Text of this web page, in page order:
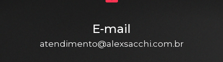
E-mail
atendimento@alexsacchi.com.br